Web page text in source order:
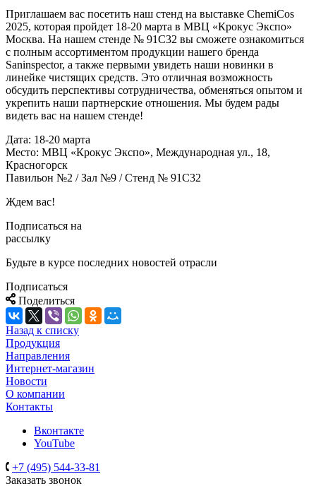
Приглашаем вас посетить наш стенд на выставке ChemiCos
2025, которая пройдет 18-20 марта в МВЦ «Крокус Экспо»
Москва. На нашем стенде № 91С32 вы сможете ознакомиться
с полным ассортиментом продукции нашего бренда
Saninspector, а также первыми увидеть наши новинки в
линейке чистящих средств. Это отличная возможность
обсудить перспективы сотрудничества, обменяться опытом и
укрепить наши партнерские отношения. Мы будем рады
видеть вас на нашем стенде!
Дата: 18-20 марта
Место: МВЦ «Крокус Экспо», Международная ул., 18,
Красногорск
Павильон №2 / Зал №9 / Стенд № 91С32
Ждем вас!
Подписаться на
рассылку
Будьте в курсе последних новостей отрасли
Подписаться
Поделиться
Назад к списку
Продукция
Направления
Интернет-магазин
Новости
О компании
Контакты
Вконтакте
YouTube
+7 (495) 544-33-81
Заказать звонок